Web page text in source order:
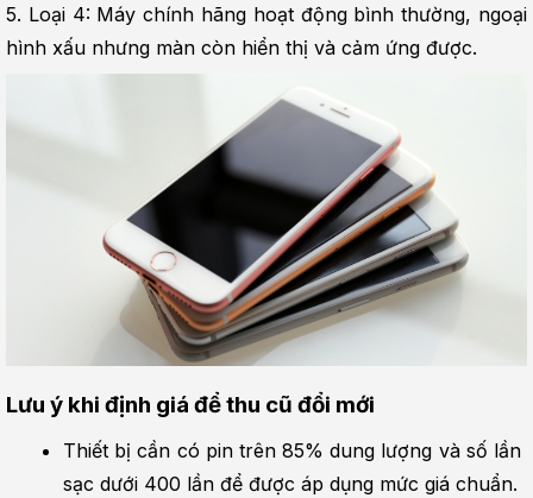
5. Loại 4: Máy chính hãng hoạt động bình thường, ngoại
hình xấu nhưng màn còn hiển thị và cảm ứng được.
Lưu ý khi định giá để thu cũ đổi mới
Thiết bị cần có pin trên 85% dung lượng và số lần
sạc dưới 400 lần để được áp dụng mức giá chuẩn.